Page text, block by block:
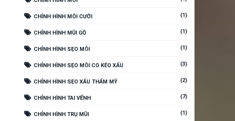
CHỈNH HÌNH MÔI CƯỜI (1)
CHỈNH HÌNH MŨI GỒ (1)
CHỈNH HÌNH SẸO MÔI (1)
CHỈNH HÌNH SẸO MÔI CO KÉO XẤU (3)
CHỈNH HÌNH SẸO XẤU THẨM MỸ (2)
CHỈNH HÌNH TAI VỂNH (7)
CHỈNH HÌNH TRỤ MŨI (1)